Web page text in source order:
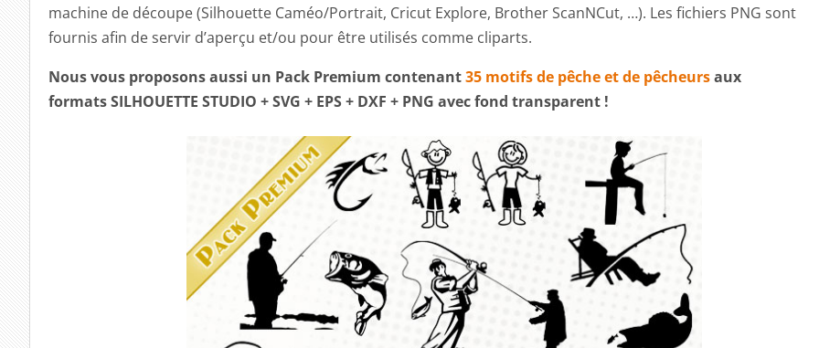
machine de découpe (Silhouette Caméo/Portrait, Cricut Explore, Brother ScanNCut, …). Les fichiers PNG sont
fournis afin de servir d’aperçu et/ou pour être utilisés comme cliparts.
Nous vous proposons aussi un Pack Premium contenant35 motifs de pêche et de pêcheursaux
formats SILHOUETTE STUDIO + SVG + EPS + DXF + PNG avec fond transparent !